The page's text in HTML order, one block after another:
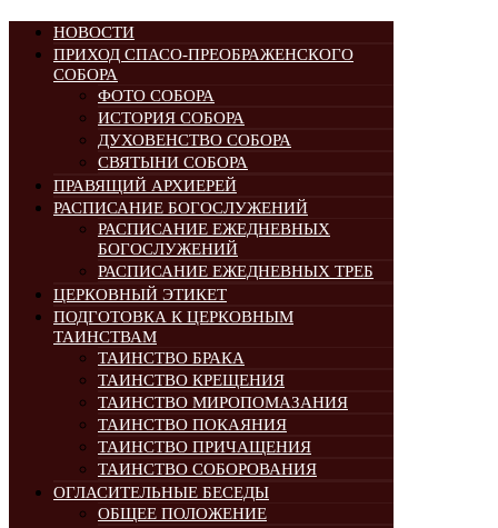
НОВОСТИ
ПРИХОД СПАСО-ПРЕОБРАЖЕНСКОГО
СОБОРА
ФОТО СОБОРА
ИСТОРИЯ СОБОРА
ДУХОВЕНСТВО СОБОРА
СВЯТЫНИ СОБОРА
ПРАВЯЩИЙ АРХИЕРЕЙ
РАСПИСАНИЕ БОГОСЛУЖЕНИЙ
РАСПИСАНИЕ ЕЖЕДНЕВНЫХ
БОГОСЛУЖЕНИЙ
РАСПИСАНИЕ ЕЖЕДНЕВНЫХ ТРЕБ
ЦЕРКОВНЫЙ ЭТИКЕТ
ПОДГОТОВКА К ЦЕРКОВНЫМ
ТАИНСТВАМ
ТАИНСТВО БРАКА
ТАИНСТВО КРЕЩЕНИЯ
ТАИНСТВО МИРОПОМАЗАНИЯ
ТАИНСТВО ПОКАЯНИЯ
ТАИНСТВО ПРИЧАЩЕНИЯ
ТАИНСТВО СОБОРОВАНИЯ
ОГЛАСИТЕЛЬНЫЕ БЕСЕДЫ
ОБЩЕЕ ПОЛОЖЕНИЕ